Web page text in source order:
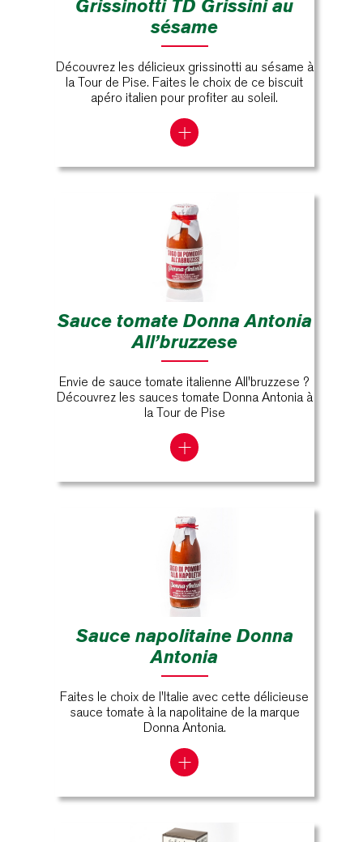
Grissinotti TD Grissini au
sésame
Découvrez les délicieux grissinotti au sésame à
la Tour de Pise. Faites le choix de ce biscuit
apéro italien pour profiter au soleil.
Sauce tomate Donna Antonia
All’bruzzese
Envie de sauce tomate italienne All'bruzzese ?
Découvrez les sauces tomate Donna Antonia à
la Tour de Pise
Sauce napolitaine Donna
Antonia
Faites le choix de l'Italie avec cette délicieuse
sauce tomate à la napolitaine de la marque
Donna Antonia.